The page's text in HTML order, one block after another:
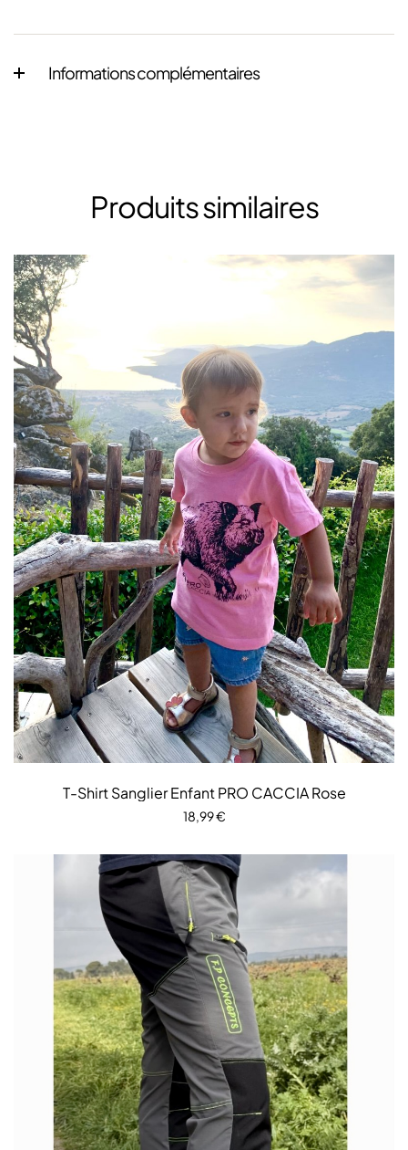
Informations complémentaires
Produits similaires
T-Shirt Sanglier Enfant PRO CACCIA Rose
18,99€